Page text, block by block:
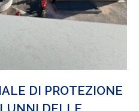
DI PROTEZIONE